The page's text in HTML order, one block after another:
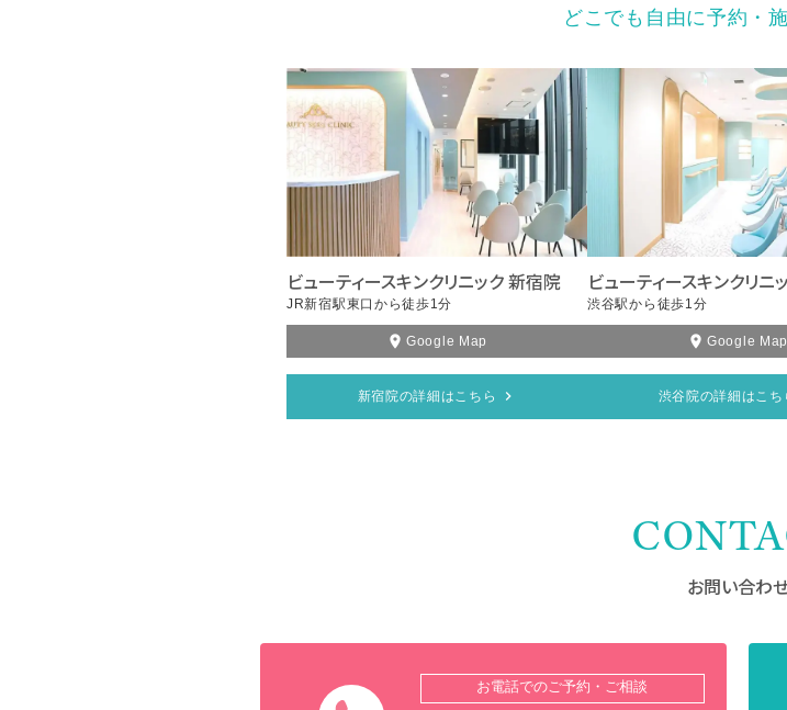
どこでも自由に予約・
ビューティースキンクリニック 新宿院
JR新宿駅東口から徒歩1分
Google Map
新宿院の詳細はこちら
ビューティースキンクリニ
渋谷駅から徒歩1分
Google Map
渋谷院の詳細はこち
お問い合わ
お電話でのご予約・ご相談